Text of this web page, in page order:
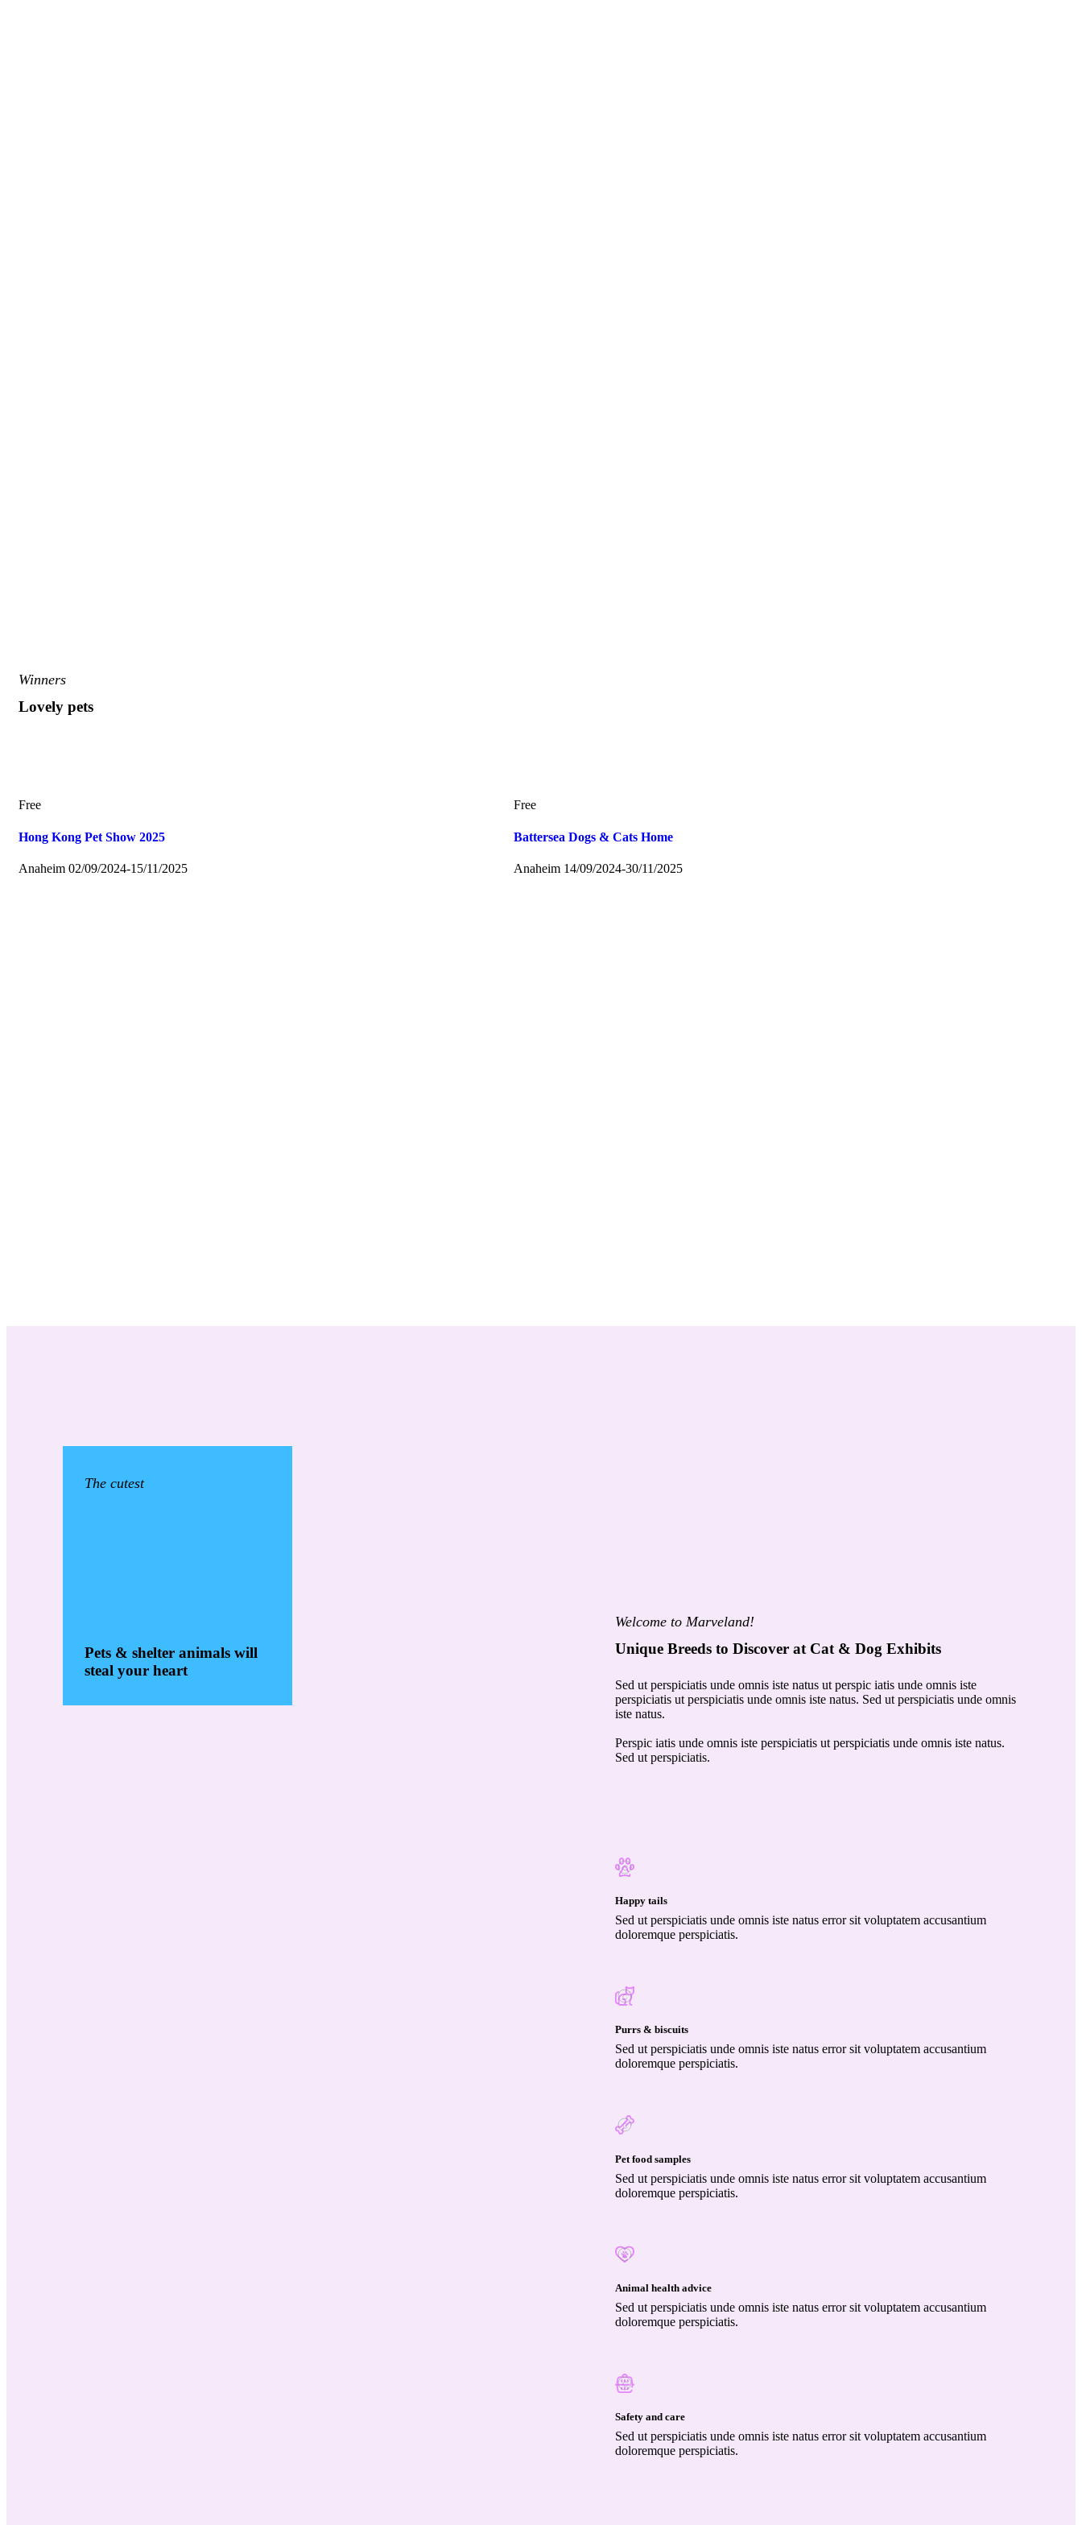
Winners
Lovely pets
Free
Hong Kong Pet Show 2025
Anaheim 02/09/2024-15/11/2025
Free
Battersea Dogs & Cats Home
Anaheim 14/09/2024-30/11/2025
The cutest
Pets & shelter animals will
steal your heart
Welcome to Marveland!
Unique Breeds to Discover at Cat & Dog Exhibits
Sed ut perspiciatis unde omnis iste natus ut perspic iatis unde omnis iste
perspiciatis ut perspiciatis unde omnis iste natus. Sed ut perspiciatis unde omnis
iste natus.
Perspic iatis unde omnis iste perspiciatis ut perspiciatis unde omnis iste natus.
Sed ut perspiciatis.
Happy tails
Sed ut perspiciatis unde omnis iste natus error sit voluptatem accusantium
doloremque perspiciatis.
Purrs & biscuits
Sed ut perspiciatis unde omnis iste natus error sit voluptatem accusantium
doloremque perspiciatis.
Pet food samples
Sed ut perspiciatis unde omnis iste natus error sit voluptatem accusantium
doloremque perspiciatis.
Animal health advice
Sed ut perspiciatis unde omnis iste natus error sit voluptatem accusantium
doloremque perspiciatis.
Safety and care
Sed ut perspiciatis unde omnis iste natus error sit voluptatem accusantium
doloremque perspiciatis.